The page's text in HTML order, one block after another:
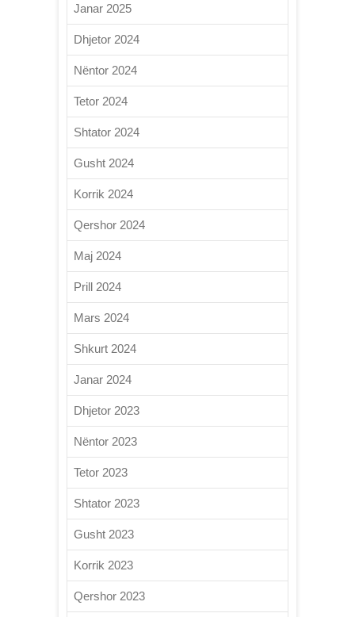
Janar 2025
Dhjetor 2024
Nëntor 2024
Tetor 2024
Shtator 2024
Gusht 2024
Korrik 2024
Qershor 2024
Maj 2024
Prill 2024
Mars 2024
Shkurt 2024
Janar 2024
Dhjetor 2023
Nëntor 2023
Tetor 2023
Shtator 2023
Gusht 2023
Korrik 2023
Qershor 2023